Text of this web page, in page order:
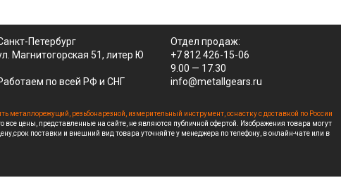
Петербург
Магнитогорская 51, литер Ю
по всей РФ и СНГ
Отдел продаж:
+7 812 426-15-06
9.00 — 17.30
info@metallgears.ru
металлорежущий, резьбонарезной, измерительный инструмент, оснастку с доставкой по России
цены, представленные на сайте, не являются публичной офертой. Изображения товара могут
поставки и внешний вид товара уточняйте у менеджера по телефону, в онлайн-чате или в